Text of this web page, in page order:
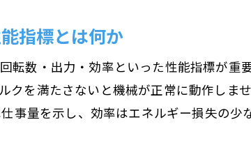
モーター選びで重要なト
ACとDCモーターの違いを徹
モーター選びで迷わない
ACモーターとDCモータ
指標とは何か
転数・出力・効率といった性能指標が
クを満たさないと機械が正常に動作しま
仕事量を示し、効率はエネルギー損失の